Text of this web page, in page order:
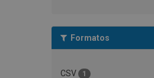
Formatos
CSV 1